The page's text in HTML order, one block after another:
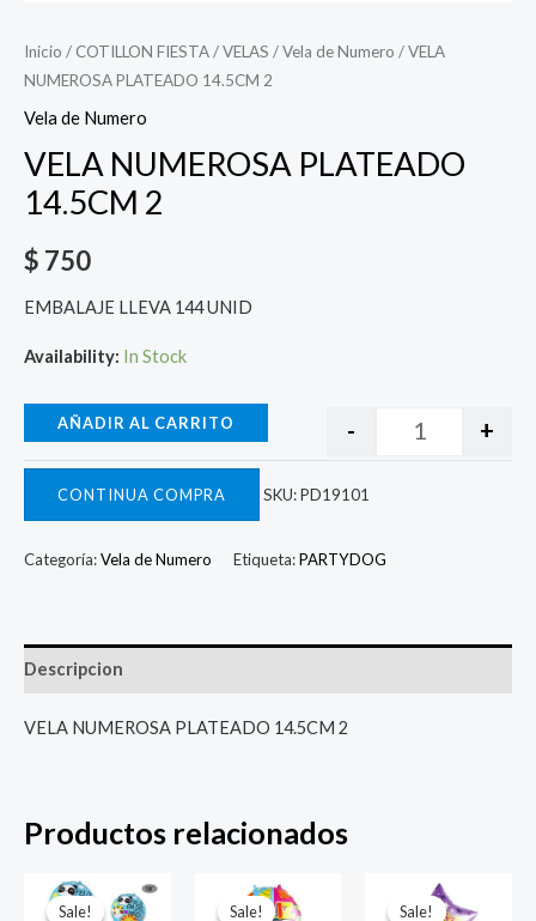
Inicio / COTILLON FIESTA/VELAS /Vela de Numero / VELA
NUMEROSA PLATEADO 14.5CM 2
Vela de Numero
VELA NUMEROSA PLATEADO
14.5CM 2
$ 750
EMBALAJE LLEVA 144 UNID
Availability: In Stock
- +
AÑADIR AL CARRITO
CONTINUA COMPRA SKU:PD19101
Categoría:Vela de Numero Etiqueta:PARTYDOG
Descripcion
VELA NUMEROSA PLATEADO 14.5CM 2
Productos relacionados
Sale!
Sale!precio
El
Sale!
Sale!
El
precio
Sale!
Sale!
El
precio